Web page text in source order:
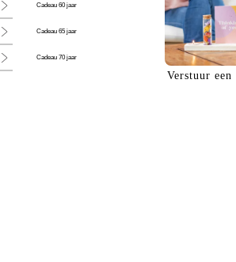
Cadeau 60 jaar
Cadeau 65 jaar
Cadeau 70 jaar
Verstuur een